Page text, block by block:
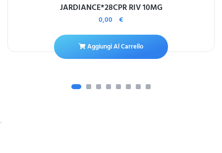
JARDIANCE*28CPR RIV 10MG
0,00 €
Aggiungi Al Carrello